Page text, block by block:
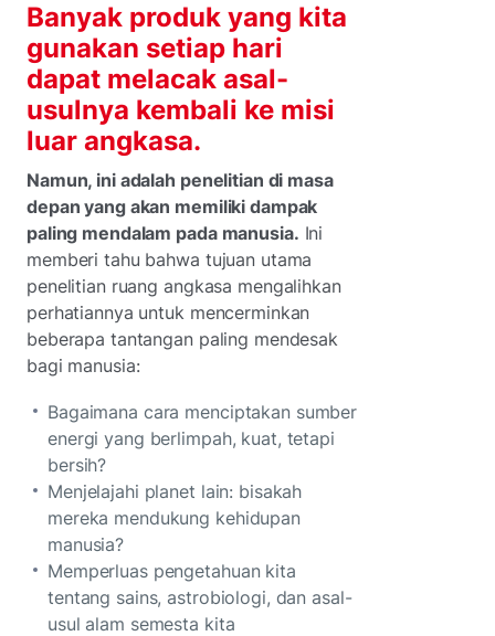
Banyak produk yang kita
gunakan setiap hari
dapat melacak asal-
usulnya kembali ke misi
luar angkasa.
Namun, ini adalah penelitian di masa
depan yang akan memiliki dampak
paling mendalam pada manusia. Ini
memberi tahu bahwa tujuan utama
penelitian ruang angkasa mengalihkan
perhatiannya untuk mencerminkan
beberapa tantangan paling mendesak
bagi manusia:
Bagaimana cara menciptakan sumber
energi yang berlimpah, kuat, tetapi
bersih?
Menjelajahi planet lain: bisakah
mereka mendukung kehidupan
manusia?
Memperluas pengetahuan kita
tentang sains, astrobiologi, dan asal-
usul alam semesta kita